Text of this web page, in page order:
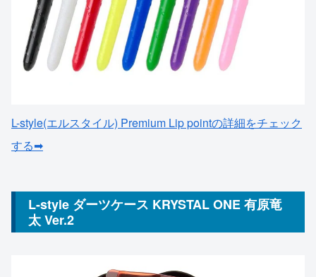
L-style(エルスタイル) Premium Lip pointの詳細をチェック
する➡
L-style ダーツケース KRYSTAL ONE 有原竜
太 Ver.2